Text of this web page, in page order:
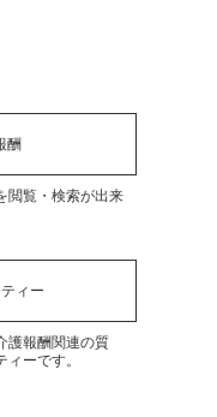
酬
閲覧・検索が出来
ィー
護報酬関連の質
ーです。